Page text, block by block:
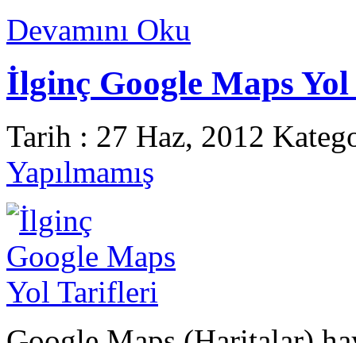
Devamını Oku
İlginç Google Maps
Tarih : 27 Haz, 2012
Yapılmamış